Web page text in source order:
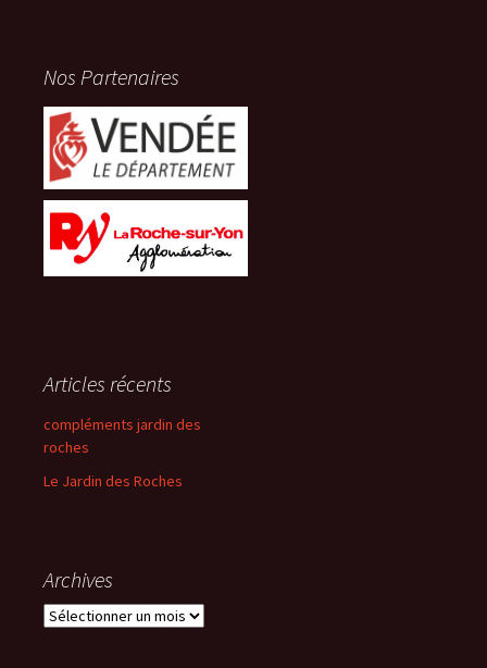
Nos Partenaires
Articles récents
compléments jardin des
roches
Le Jardin des Roches
Archives
Archives